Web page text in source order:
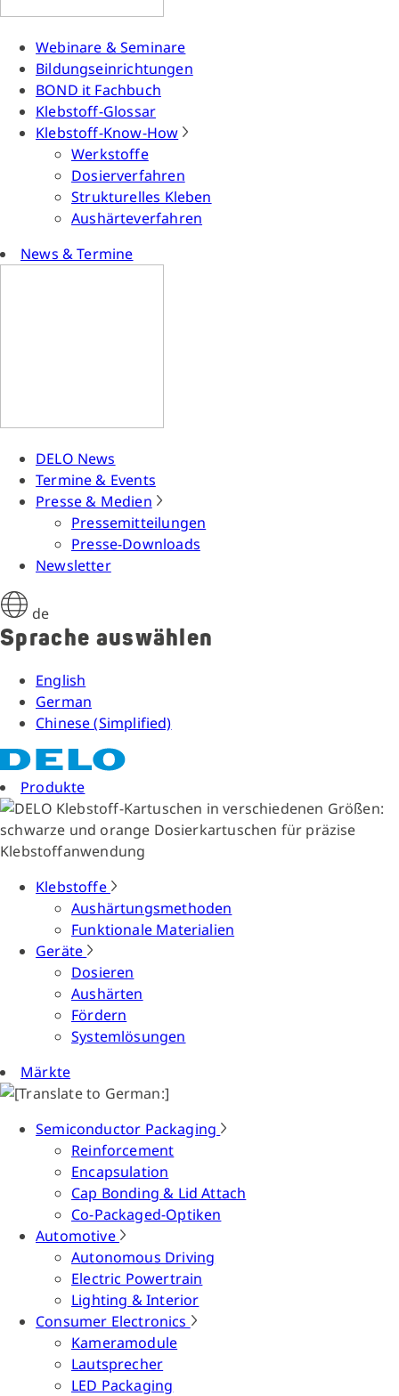
Webinare & Seminare
Bildungseinrichtungen
BOND it Fachbuch
Klebstoff-Glossar
Klebstoff-Know-How
Werkstoffe
Dosierverfahren
Strukturelles Kleben
Aushärteverfahren
News & Termine
DELO News
Termine & Events
Presse & Medien
Pressemitteilungen
Presse-Downloads
Newsletter
de
Sprache auswählen
English
German
Chinese (Simplified)
Produkte
Klebstoffe
Aushärtungsmethoden
Funktionale Materialien
Geräte
Dosieren
Aushärten
Fördern
Systemlösungen
Märkte
Semiconductor Packaging
Reinforcement
Encapsulation
Cap Bonding & Lid Attach
Co-Packaged-Optiken
Automotive
Autonomous Driving
Electric Powertrain
Lighting & Interior
Consumer Electronics
Kameramodule
Lautsprecher
LED Packaging